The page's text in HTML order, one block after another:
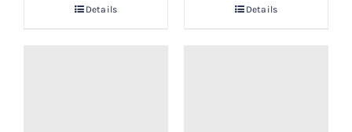
Details Details